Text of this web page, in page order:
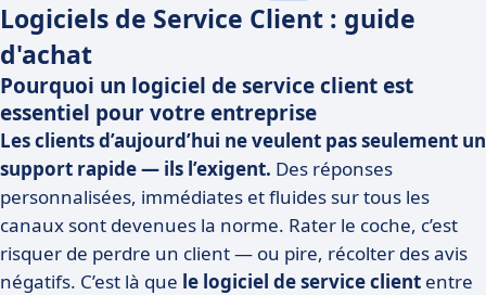
Logiciels de Service Client : guide
d'achat
Pourquoi un logiciel de service client est
essentiel pour votre entreprise
Les clients d’aujourd’hui ne veulent pas seulement un
support rapide — ils l’exigent. Des réponses
personnalisées, immédiates et fluides sur tous les
canaux sont devenues la norme. Rater le coche, c’est
risquer de perdre un client — ou pire, récolter des avis
négatifs. C’est là que le logiciel de service client entre